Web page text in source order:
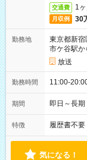
交通費 1
月収例 30
勤務地
東京都新宿
市ケ谷駅
放送
勤務時間 11:00-
期間 即日～長
特徴 履歴書不要
気になる！